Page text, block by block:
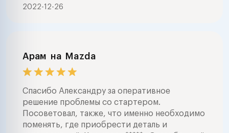
2022-12-26
Арам на Mazda
Спасибо Александру за оперативное
решение проблемы со стартером.
Посоветовал, также, что именно необходимо
поменять, где приобрести деталь и